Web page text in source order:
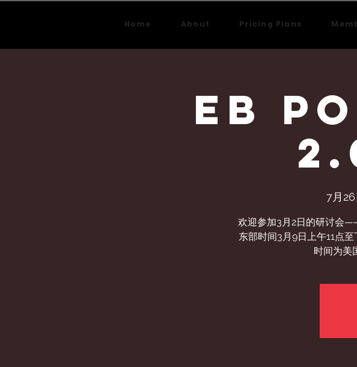
Home About Pricing Plans
EB
7月26
欢迎参加3月2日的研讨会
东部时间3月9日上午11点至
时间为美